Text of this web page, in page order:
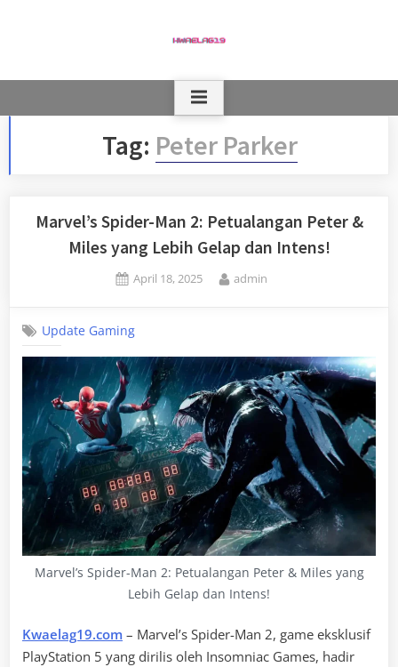
Tag: Peter Parker
Marvel’s Spider-Man 2: Petualangan Peter &
Miles yang Lebih Gelap dan Intens!
Posted
April 18, 2025 By
admin
Update Gaming
Marvel’s Spider-Man 2: Petualangan Peter & Miles yang
Lebih Gelap dan Intens!
Kwaelag19.com – Marvel’s Spider-Man 2, game eksklusif
PlayStation 5 yang dirilis oleh Insomniac Games, hadir